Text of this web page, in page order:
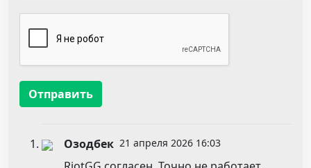
Отправить
Озодбек 21 апреля 2026 16:03